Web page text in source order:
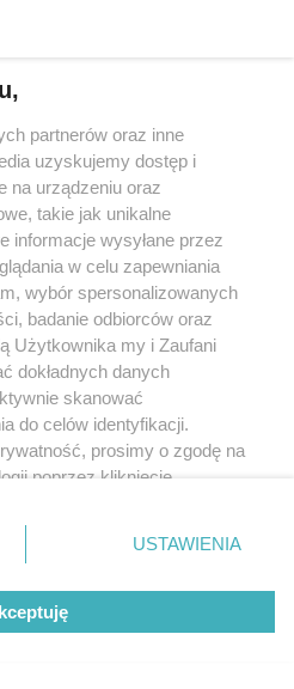
partnerów oraz inne
uzyskujemy dostęp i
na urządzeniu oraz
takie jak unikalne
informacje wysyłane przez
w celu zapewniania
wybór spersonalizowanych
badanie odbiorców oraz
Użytkownika my i Zaufani
dokładnych danych
skanować
do celów identyfikacji.
prosimy o zgodę na
poprzez kliknięcie
ustawień prywatności
rogu strony
nie wymagają zgody
sprzeciwić się takiemu
będą miały zastosowanie tylko
USTAWIENIA